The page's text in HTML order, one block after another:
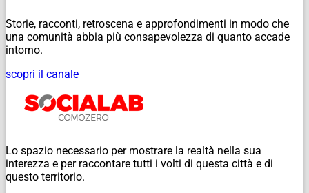
Storie, racconti, retroscena e approfondimenti in modo che
una comunità abbia più consapevolezza di quanto accade
intorno.
scopri il canale
Lo spazio necessario per mostrare la realtà nella sua
interezza e per raccontare tutti i volti di questa città e di
questo territorio.